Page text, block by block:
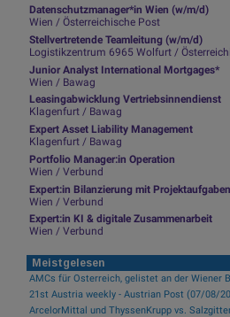
Datenschutzmanager*in Wien (w/m/d)
Wien / Österreichische Post
Stellvertretende Teamleitung (w/m/d)
Logistikzentrum 6965 Wolfurt /
Junior Analyst International Mortgages*
Wien / Bawag
Leasingabwicklung Vertriebsinnendienst
Klagenfurt / Bawag
Expert Asset Liability Management
Klagenfurt / Bawag
Portfolio Manager:in Operation
Wien / Verbund
Expert:in Bilanzierung mit Projektaufgaben
Wien / Verbund
Expert:in KI & digitale Zusammenarbeit
Wien / Verbund
Meistgelesen
AMCs für Österreich, gelistet an der Wiener
21st Austria weekly - Austrian Post (07/08/